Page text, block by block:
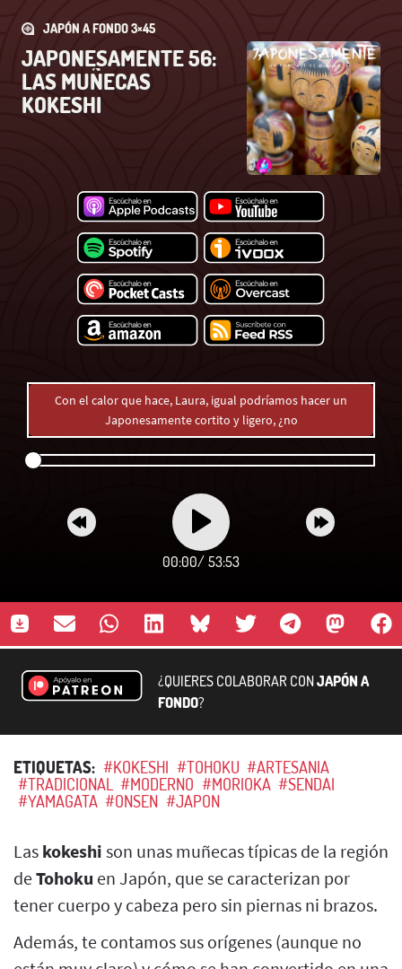
JAPÓN A FONDO 3×45
JAPONESAMENTE 56:
LAS MUÑECAS
KOKESHI
Con el calor que hace, Laura, igual podríamos hacer un
Japonesamente cortito y ligero, ¿no
00:00/ 53:53
¿QUIERES COLABORAR CONJAPÓN A
FONDO?
ETIQUETAS: #KOKESHI #TOHOKU #ARTESANIA
#TRADICIONAL #MODERNO #MORIOKA #SENDAI
#YAMAGATA #ONSEN #JAPON
Las kokeshi son unas muñecas típicas de la región
deTohoku en Japón, que se caracterizan por
tener cuerpo y cabeza pero sin piernas ni brazos.
Además, te contamos sus orígenes (aunque no